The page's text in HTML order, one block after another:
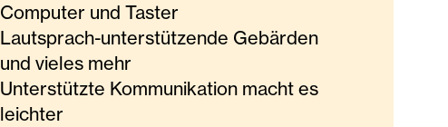
Computer und Taster
Lautsprach-unterstützende Gebärden
und vieles mehr
Unterstützte Kommunikation macht es
leichter